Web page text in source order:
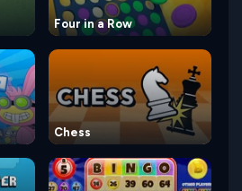
Four in a Row
Chess